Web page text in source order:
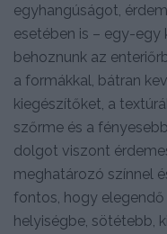
egyhangúságot,
esetében is – egy-egy
behoznunk az
a formákkal, bátran
kiegészítőket, a
szőrme és a
dolgot viszont
meghatározó színnel
fontos, hogy
helyiségbe, sötétebb,